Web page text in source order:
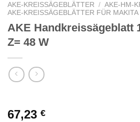
AKE-KREISSÄGEBLÄTTER / AKE-HM-
AKE-KREISSÄGEBLÄTTER FÜR MAKITA
AKE Handkreissägeblatt
Z= 48 W
67,23 €